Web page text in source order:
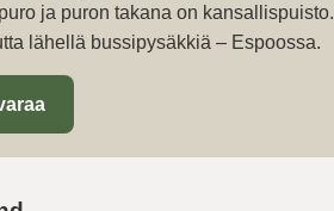
ja puron takana on
lähellä bussipysäkkiä – Espoossa.